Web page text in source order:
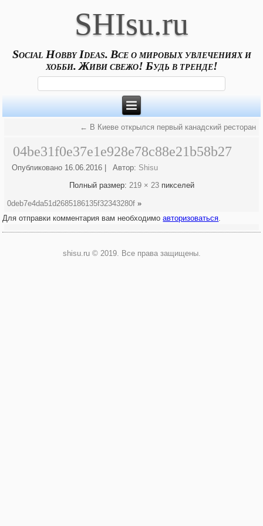
SHIsu.ru
Social Hobby Ideas. Все о мировых увлечениях и
хобби. Живи свежо! Будь в тренде!
← В Киеве открылся первый канадский ресторан
04be31f0e37e1e928e78c88e21b58b27
Опубликовано 16.06.2016 Автор: Shisu
Полный размер: 219 × 23пикселей
0deb7e4da51d2685186135f32343280f »
Для отправки комментария вам необходимоавторизоваться.
shisu.ru © 2019. Все права защищены.